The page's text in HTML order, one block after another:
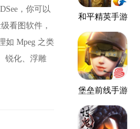
，你可以
看图软件，
如 Mpeg 之类
锐化、浮雕
和平精英手游
堡垒前线手游